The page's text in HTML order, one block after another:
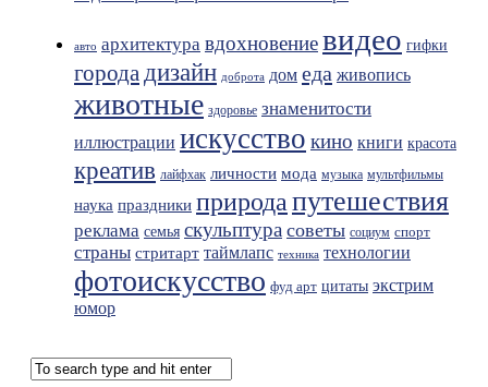
авто архитектура вдохновениевидео гифки
городадизайн доброта дом еда живопись
животные здоровье знаменитости
иллюстрации искусство кино книги красота
креатив лайфхак личности мода музыка мультфильмы
наука праздники природапутешествия
реклама семья скульптура советы социум спорт
страны стритарт таймлапс техника технологии
фотоискусство фуд арт цитаты экстрим
юмор